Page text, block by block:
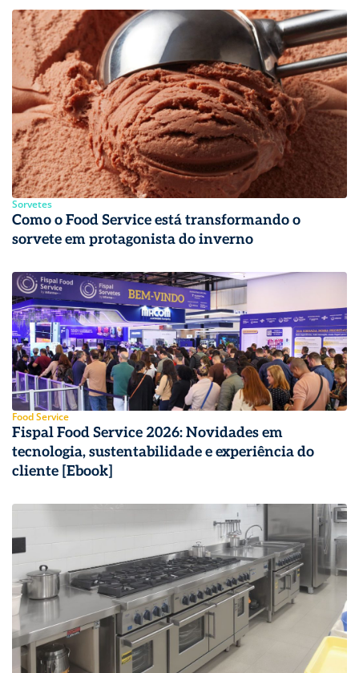
Sorvetes
Como o Food Service está transformando o
sorvete em protagonista do inverno
Food Service
Fispal Food Service 2026: Novidades em
tecnologia, sustentabilidade e experiência do
cliente [Ebook]